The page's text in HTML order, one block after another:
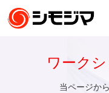
ワーク
当ページか